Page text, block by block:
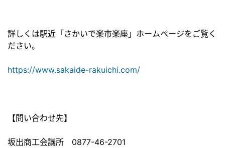
詳しくは駅近「さかいで楽市楽座」ホームページをご覧く
ださい。
https://www.sakaide-rakuichi.com/
【問い合わせ先】
坂出商工会議所 0877-46-2701